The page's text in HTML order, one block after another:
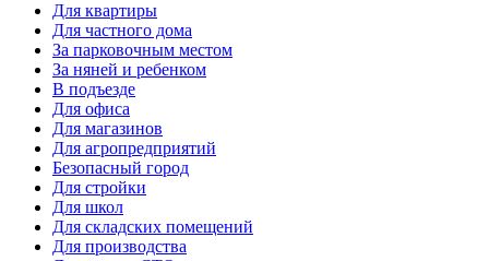
Для квартиры
Для частного дома
За парковочным местом
За няней и ребенком
В подъезде
Для офиса
Для магазинов
Для агропредприятий
Безопасный город
Для стройки
Для школ
Для складских помещений
Для производства